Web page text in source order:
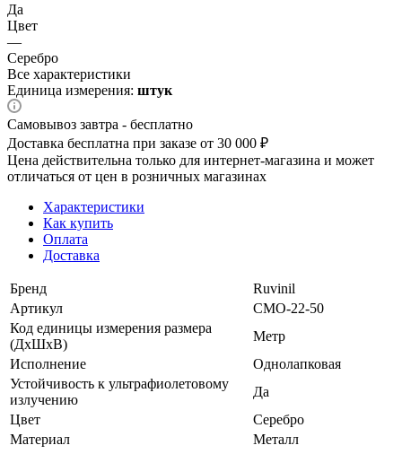
Да
Цвет
—
Серебро
Все характеристики
Единица измерения: штук
Самовывоз завтра - бесплатно
Доставка бесплатна при заказе от 30 000 ₽
Цена действительна только для интернет-магазина и может
отличаться от цен в розничных магазинах
Характеристики
Как купить
Оплата
Доставка
Бренд
Ruvinil
Артикул
СМО-22-50
Код единицы измерения размера
(ДхШхВ)
Метр
Исполнение
Однолапковая
Устойчивость к ультрафиолетовому
излучению
Да
Цвет
Серебро
Материал
Металл